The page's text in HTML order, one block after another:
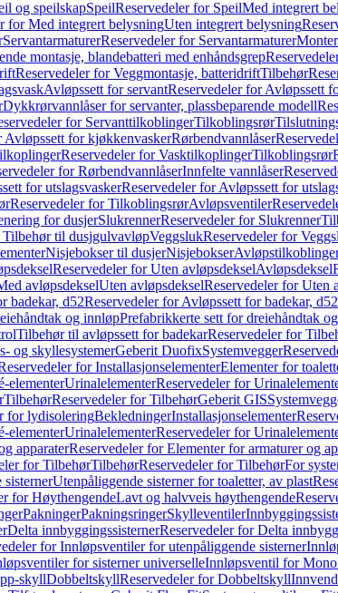
og speilskapSpeilReservedeler for SpeilMed integrert
for Med integrert belysningUten integrert belysning
ServantarmaturerReservedeler for Servantarmaturer
montasje, blandebatteri med enhåndsgrep
Reservedeler for Veggmontasje, batteridriftTilbehør
Avløpssett for servantReservedeler for Avløpssett
Dykkrørvannlåser for servanter, plassbeparende modell
for ServanttilkoblingerTilkoblingsrør
Avløpssett for kjøkkenvaskerRørbendvannlåser
Reservedeler for VasktilkoplingerTilkoblingsrør
for RørbendvannlåserInnfelte vannlåser
for utslagsvaskerReservedeler for Avløpssett for
Reservedeler for TilkoblingsrørAvløpsventiler
for dusjerSlukrennerReservedeler for Slukrenner
Tilbehør til dusjgulvavløpVeggslukReservedeler for
Nisjebokser til dusjerNisjebokser
Reservedeler for Uten avløpsdekselAvløpsdeksel
avløpsdekselUten avløpsdekselReservedeler for Uten
badekar, d52Reservedeler for Avløpssett for badekar, d52
og innløpPrefabrikkerte sett for dreiehåndtak
Tilbehør til avløpssett for badekarReservedeler for
og skyllesystemerGeberit DuofixSystemvegger
for InstallasjonselementerElementer for
elementerUrinalelementerReservedeler for
TilbehørReservedeler for TilbehørGeberit GIS
for lydisoleringBekledningerInstallasjonselementer
elementerUrinalelementerReservedeler for
apparaterReservedeler for Elementer for armaturer og
for TilbehørTilbehørReservedeler for TilbehørFor
sisternerUtenpåliggende sisterner for toaletter, av plast
for HøythengendeLavt og halvveis høythengende
PakningerPakningsringerSkylleventiler
Delta innbyggingssisternerReservedeler for Delta
for Innløpsventiler for utenpåliggende sisterner
for sisterner universelleInnløpsventil for
skyllDobbeltskyllReservedeler for Dobbeltskyll